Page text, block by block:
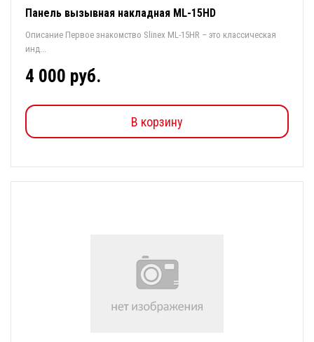
Панель вызывная накладная ML-15HD
Описание Первое знакомство Slinex МL-15HR – это классическая
инд...
4 000 руб.
В корзину